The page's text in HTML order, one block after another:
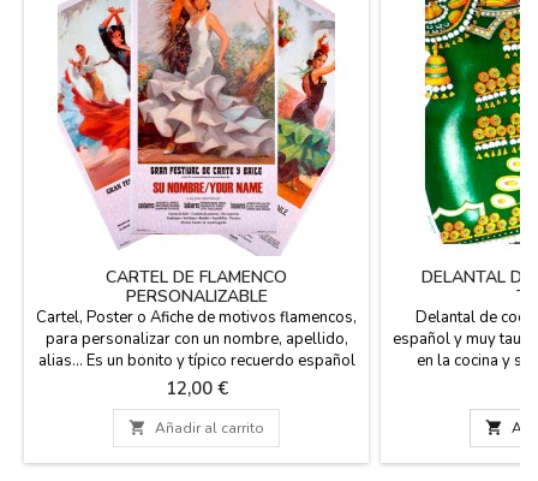
CARTEL DE FLAMENCO
PERSONALIZABLE
Cartel, Poster o Afiche de motivos flamencos,
para personalizar con un nombre, apellido,
alias... Es un bonito y típico recuerdo español
para quien quiera sentirse un verdadero
artista flamenco. Tres modelos, vestido rojo,
blanco o verde. Medidas: 53 x 97 cm, papel
de 80 gms. impreso en plotter, se envía en
tubo de cartón duro, para una buena
Precio
12,00 €
 Añadir al carrito
DELANTAL DE
Delantal de
español y muy
en la cocina y
61 cm (talla
souvenir español,
sorprender a tus
